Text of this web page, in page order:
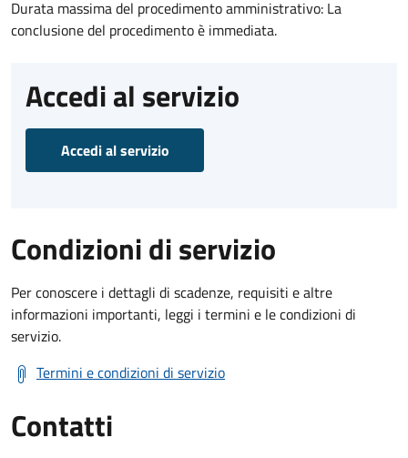
Durata massima del procedimento amministrativo: La
conclusione del procedimento è immediata.
Accedi al servizio
Accedi al servizio
Condizioni di servizio
Per conoscere i dettagli di scadenze, requisiti e altre
informazioni importanti, leggi i termini e le condizioni di
servizio.
Termini e condizioni di servizio
Contatti